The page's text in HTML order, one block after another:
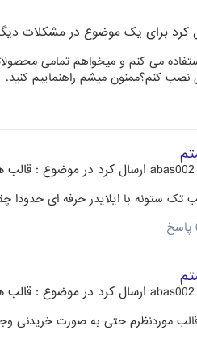
کرد برای یک موضوع در مشکلات
می کنم و میخواهم تمامی
نصب کنم؟ممنون میشم راهنماییم کنید.
abas002 ارسال کرد در موضوع : قالب
ستونه با ایلایدر حرفه ای حدودا
abas002 ارسال کرد در موضوع : قالب
موردنظرم حتی به صورت خریدنی